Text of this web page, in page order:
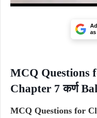
MCQ Questions
Chapter 7 कर्ण
MCQ Questions for